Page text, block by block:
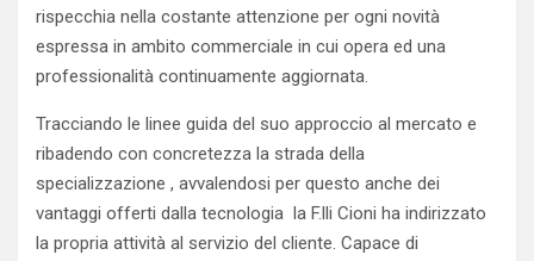
rispecchia nella costante attenzione per ogni novità
espressa in ambito commerciale in cui opera ed una
professionalità continuamente aggiornata.
Tracciando le linee guida del suo approccio al mercato e
ribadendo con concretezza la strada della
specializzazione , avvalendosi per questo anche dei
vantaggi offerti dalla tecnologia la F.lli Cioni ha indirizzato
la propria attività al servizio del cliente. Capace di